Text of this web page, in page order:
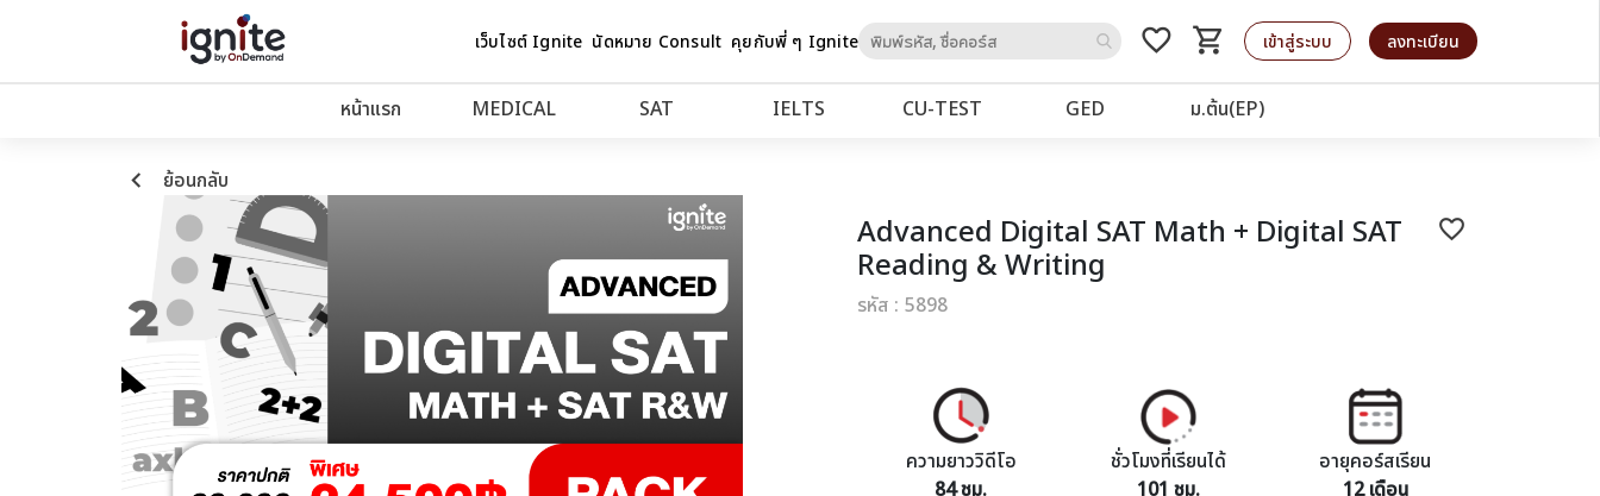
เว็บไซต์ Ignite นัดหมาย Consult คุยกับพี่ ๆ Igniteto
favorite_border shopping_cart
รถเข็น เข้าสู่ระบบ ลงทะเบียน
หน้าแรก MEDICAL SAT IELTS CU‑TEST GED ม.ต้น(EP)
keyboard_arrow_left ย้อนกลับ
favorite_border
Advanced Digital SAT Math + Digital SAT
Reading & Writing
รหัส : 5898
ความยาววิดีโอ
84 ชม.
ชั่วโมงที่เรียนได้
101 ชม.
อายุคอร์สเรียน
12 เดือน